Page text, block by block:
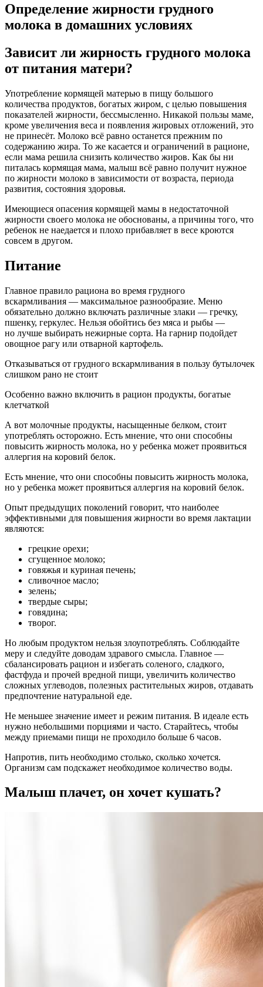
Определение жирности грудного
молока в домашних условиях
Зависит ли жирность грудного молока
от питания матери?
Употребление кормящей матерью в пищу большого
количества продуктов, богатых жиром, с целью повышения
показателей жирности, бессмысленно. Никакой пользы маме,
кроме увеличения веса и появления жировых отложений, это
не принесёт. Молоко всё равно останется прежним по
содержанию жира. То же касается и ограничений в рационе,
если мама решила снизить количество жиров. Как бы ни
питалась кормящая мама, малыш всё равно получит нужное
по жирности молоко в зависимости от возраста, периода
развития, состояния здоровья.
Имеющиеся опасения кормящей мамы в недостаточной
жирности своего молока не обоснованы, а причины того, что
ребенок не наедается и плохо прибавляет в весе кроются
совсем в другом.
Питание
Главное правило рациона во время грудного
вскармливания — максимальное разнообразие. Меню
обязательно должно включать различные злаки — гречку,
пшенку, геркулес. Нельзя обойтись без мяса и рыбы —
но лучше выбирать нежирные сорта. На гарнир подойдет
овощное рагу или отварной картофель.
Отказываться от грудного вскармливания в пользу бутылочек
слишком рано не стоит
Особенно важно включить в рацион продукты, богатые
клетчаткой
А вот молочные продукты, насыщенные белком, стоит
употреблять осторожно. Есть мнение, что они способны
повысить жирность молока, но у ребенка может проявиться
аллергия на коровий белок.
Есть мнение, что они способны повысить жирность молока,
но у ребенка может проявиться аллергия на коровий белок.
Опыт предыдущих поколений говорит, что наиболее
эффективными для повышения жирности во время лактации
являются:
грецкие орехи;
сгущенное молоко;
говяжья и куриная печень;
сливочное масло;
зелень;
твердые сыры;
говядина;
творог.
Но любым продуктом нельзя злоупотреблять. Соблюдайте
меру и следуйте доводам здравого смысла. Главное —
сбалансировать рацион и избегать соленого, сладкого,
фастфуда и прочей вредной пищи, увеличить количество
сложных углеводов, полезных растительных жиров, отдавать
предпочтение натуральной еде.
Не меньшее значение имеет и режим питания. В идеале есть
нужно небольшими порциями и часто. Старайтесь, чтобы
между приемами пищи не проходило больше 6 часов.
Напротив, пить необходимо столько, сколько хочется.
Организм сам подскажет необходимое количество воды.
Малыш плачет, он хочет кушать?